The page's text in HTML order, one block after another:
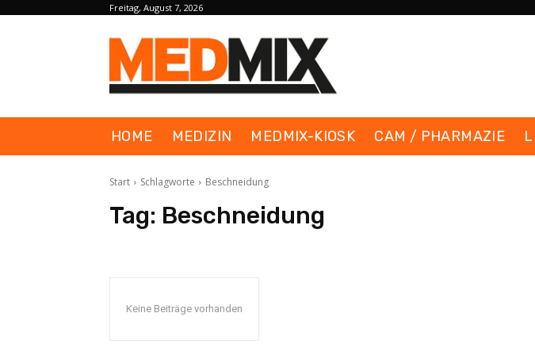
Freitag, August 7, 2026
HOME MEDIZIN MEDMIX-KIOSK CAM / PHARMAZIE
Start Schlagworte Beschneidung
Tag: Beschneidung
Keine Beiträge vorhanden